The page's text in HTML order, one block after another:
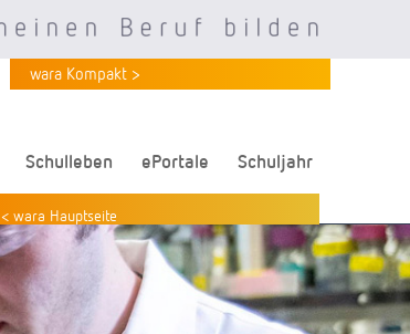
Schulleben ePortale Schuljahr
wara Kompakt >
< wara Hauptseite